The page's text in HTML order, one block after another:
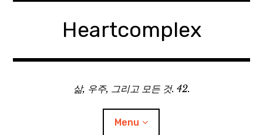
Heartcomplex
삶, 우주, 그리고 모든 것. 42.
Menu